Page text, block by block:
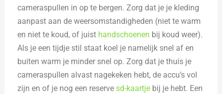
cameraspullen in op te bergen. Zorg dat je je kleding
aanpast aan de weersomstandigheden (niet te warm
en niet te koud, of juist handschoenen bij koud weer).
Als je een tijdje stil staat koel je namelijk snel af en
buiten warm je minder snel op. Zorg dat je thuis je
cameraspullen alvast nagekeken hebt, de accu’s vol
zijn en of je nog een reservesd-kaartje bij je hebt. Een